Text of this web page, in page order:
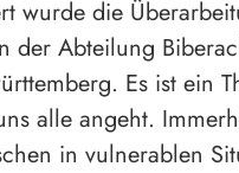
wurde die
der Abteilung
Es ist ein
alle angeht.
in vulnerablen